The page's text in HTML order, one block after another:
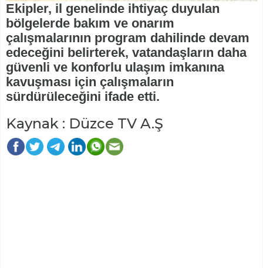
Ekipler, il genelinde ihtiyaç duyulan
bölgelerde bakım ve onarım
çalışmalarının program dahilinde devam
edeceğini belirterek, vatandaşların daha
güvenli ve konforlu ulaşım imkanına
kavuşması için çalışmaların
sürdürüleceğini ifade etti.
Kaynak : Düzce TV A.Ş